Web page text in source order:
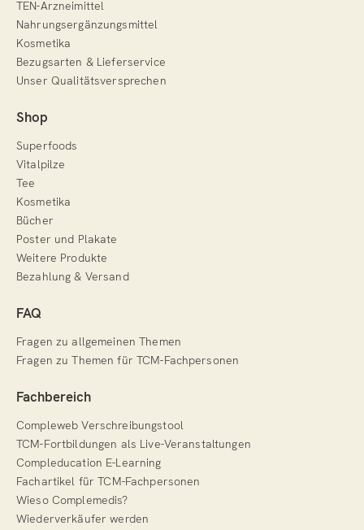
TEN-Arzneimittel
Nahrungsergänzungsmittel
Kosmetika
Bezugsarten & Lieferservice
Unser Qualitätsversprechen
Shop
Superfoods
Vitalpilze
Tee
Kosmetika
Bücher
Poster und Plakate
Weitere Produkte
Bezahlung & Versand
FAQ
Fragen zu allgemeinen Themen
Fragen zu Themen für TCM-Fachpersonen
Fachbereich
Compleweb Verschreibungstool
TCM-Fortbildungen als Live-Veranstaltungen
Compleducation E-Learning
Fachartikel für TCM-Fachpersonen
Wieso Complemedis?
Wiederverkäufer werden